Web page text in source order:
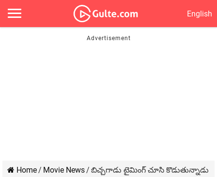
English
Home/ Movie News/ బిచ్చగాడు టైమింగ్ చూసి కొడుతున్నాడు